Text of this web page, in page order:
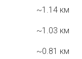
~1.14 км
~1.03 км
~0.81 км